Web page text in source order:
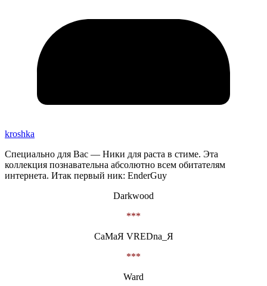
kroshka
Специально для Вас — Ники для раста в стиме. Эта
коллекция познавательна абсолютно всем обитателям
интернета. Итак первый ник: EnderGuy
Darkwood
***
СаМаЯ VREDna_Я
***
Ward